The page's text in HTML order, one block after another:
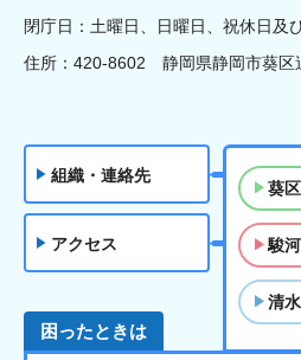
閉庁日：土曜日、日曜日、祝休日及
住所：420-8602 静岡県静岡市葵区
組織・連絡先
アクセス
葵区
駿
清
困ったときは